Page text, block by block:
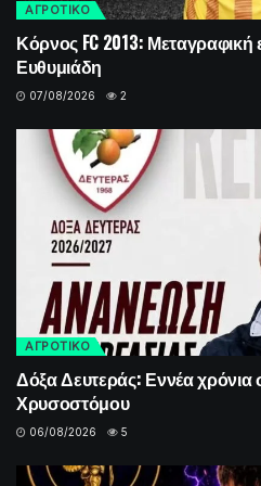
ΑΓΡΟΤΙΚΟ
Κόρνος FC 2013: Μεταγραφική
Ευθυμιάδη
07/08/2026 2
ΑΓΡΟΤΙΚΟ
Δόξα Δευτεράς: Εννέα
Χρυσοστόμου
06/08/2026 5